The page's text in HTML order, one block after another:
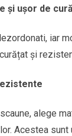
și ușor de
iar
și
alege
Acestea